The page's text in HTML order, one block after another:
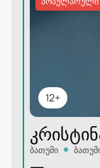
12+
ბათუმი